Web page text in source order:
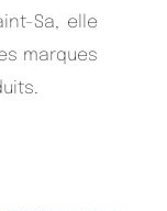
Sa, elle
marques